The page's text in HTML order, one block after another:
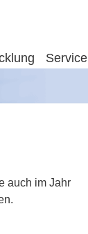
Service
auch im Jahr